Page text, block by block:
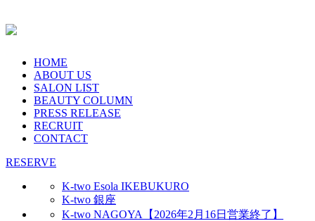
HOME
ABOUT US
SALON LIST
BEAUTY COLUMN
PRESS RELEASE
RECRUIT
CONTACT
RESERVE
K-two Esola IKEBUKURO
K-two 銀座
K-two NAGOYA【2026年2月16日営業終了】